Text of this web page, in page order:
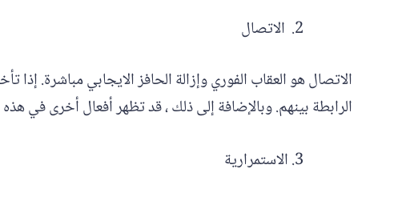
الاتصال
الاتصال هو العقاب الفوري وإزالة الحافز الايجابي مباشرة.
الرابطة بينهم. وبالإضافة إلى ذلك ، قد تظهر أفعال أخرى في
الاستمرارية